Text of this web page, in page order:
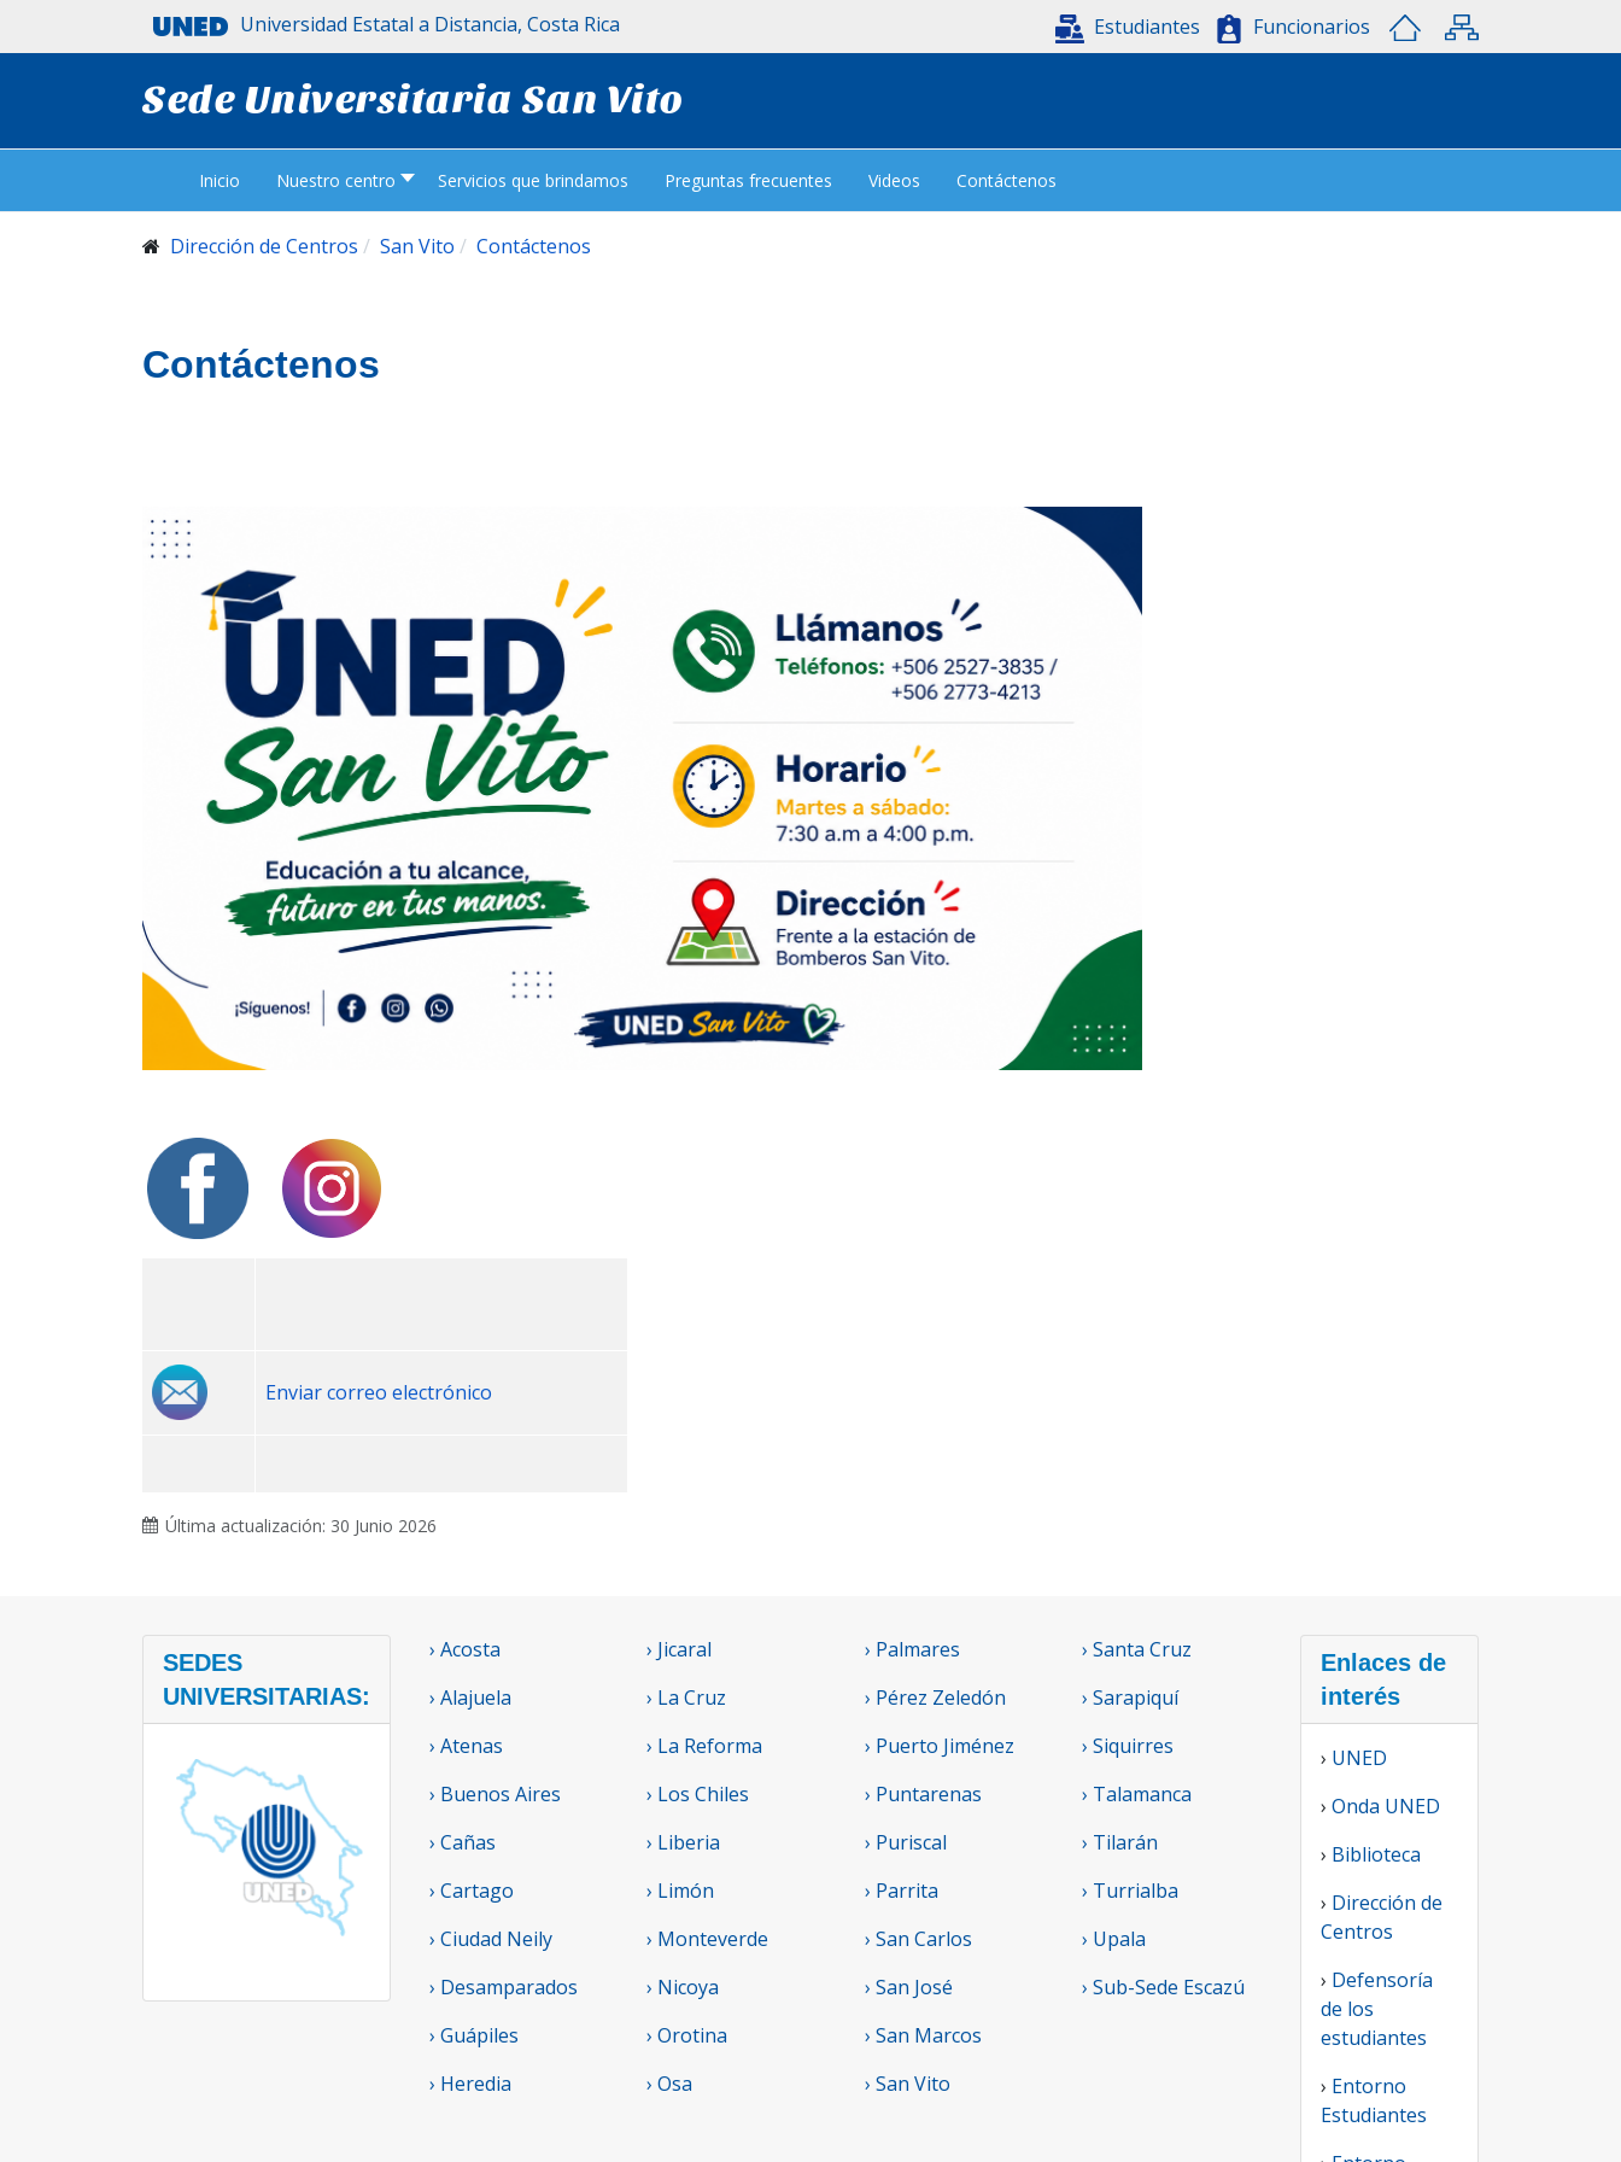
Universidad Estatal a Distancia, Costa Rica Estudiantes Funcionarios
Sede Universitaria San Vito
Inicio Nuestro centro Servicios que brindamos Preguntas frecuentes Videos Contáctenos
Dirección de Centros San Vito Contáctenos
Contáctenos
Enviar correo electrónico
Última actualización: 30 Junio 2026
SEDES
UNIVERSITARIAS:
› Acosta
› Alajuela
› Atenas
› Buenos Aires
› Cañas
› Cartago
› Ciudad Neily
› Desamparados
› Guápiles
› Heredia
› Jicaral
› La Cruz
› La Reforma
› Los Chiles
› Liberia
› Limón
› Monteverde
› Nicoya
› Orotina
› Osa
› Palmares
› Pérez Zeledón
› Puerto Jiménez
› Puntarenas
› Puriscal
› Parrita
› San Carlos
› San José
› San Marcos
› San Vito
› Santa Cruz
› Sarapiquí
› Siquirres
› Talamanca
› Tilarán
› Turrialba
› Upala
› Sub-Sede Escazú
Enlaces de
interés
› UNED
› Onda UNED
› Biblioteca
› Dirección de
Centros
› Defensoría
de los
estudiantes
› Entorno
Estudiantes